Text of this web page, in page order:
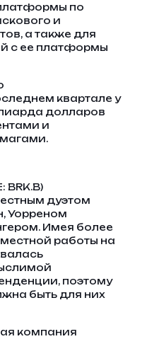
по
и
а также для
с ее платформы
квартале у
долларов
и
BRK.B)
дуэтом
Уорреном
Имея более
работы на
поэтому
быть для них
компания